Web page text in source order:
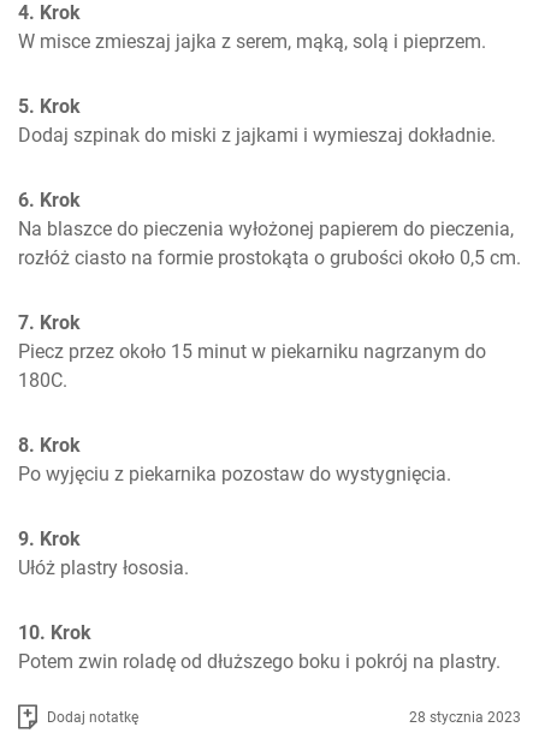
4. Krok
W misce zmieszaj jajka z serem, mąką, solą i pieprzem.
5. Krok
Dodaj szpinak do miski z jajkami i wymieszaj dokładnie.
6. Krok
Na blaszce do pieczenia wyłożonej papierem do pieczenia,
rozłóż ciasto na formie prostokąta o grubości około 0,5 cm.
7. Krok
Piecz przez około 15 minut w piekarniku nagrzanym do
180C.
8. Krok
Po wyjęciu z piekarnika pozostaw do wystygnięcia.
9. Krok
Ułóż plastry łososia.
10. Krok
Potem zwin roladę od dłuższego boku i pokrój na plastry.
Dodaj notatkę 28 stycznia 2023